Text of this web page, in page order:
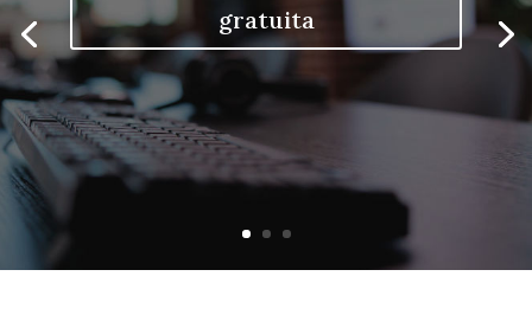
gratuita